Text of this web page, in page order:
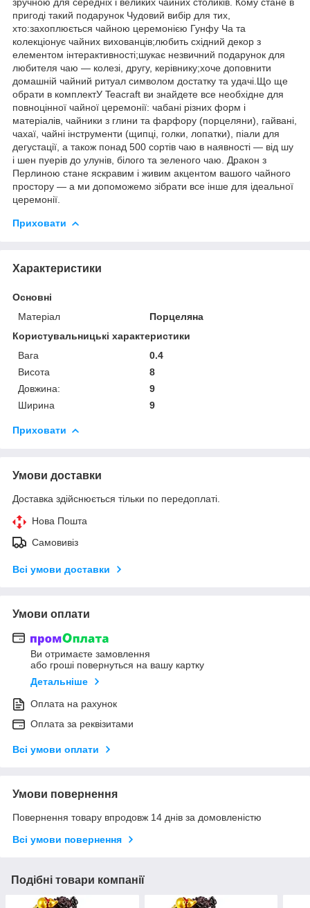
пригоді такий подарунок Чудовий вибір для тих,
хто:захоплюється чайною церемонією Гунфу Ча та
колекціонує чайних вихованців;любить східний декор з
елементом інтерактивності;шукає незвичний подарунок для
любителя чаю — колезі, другу, керівнику;хоче доповнити
домашній чайний ритуал символом достатку та удачі.Що ще
обрати в комплектУ Teacraft ви знайдете все необхідне для
повноцінної чайної церемонії: чабані різних форм і
матеріалів, чайники з глини та фарфору (порцеляни), гайвані,
чахаї, чайні інструменти (щипці, голки, лопатки), піали для
дегустації, а також понад 500 сортів чаю в наявності — від шу
і шен пуерів до улунів, білого та зеленого чаю. Дракон з
Перлиною стане яскравим і живим акцентом вашого чайного
простору — а ми допоможемо зібрати все інше для ідеальної
церемонії.
Приховати
Характеристики
Основні
Матеріал
Порцеляна
Користувальницькі характеристики
Вага
0.4
Висота
8
Довжина:
9
Ширина
9
Приховати
Умови доставки
Доставка здійснюється тільки по передоплаті.
Нова Пошта
Самовивіз
Всі умови доставки
Умови оплати
Ви отримаєте замовлення
або гроші повернуться на вашу картку
Детальніше
Оплата на рахунок
Оплата за реквізитами
Всі умови оплати
Умови повернення
Повернення товару впродовж 14 днів за домовленістю
Всі умови повернення
Подібні товари компанії